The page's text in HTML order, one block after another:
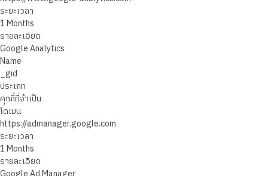
ระยะเวลา
1 Months
รายละเอียด
Google Analytics
Name
_gid
ประเภท
คุกกี้ที่จำเป็น
โดเมน
https://admanager.google.com
ระยะเวลา
1 Months
รายละเอียด